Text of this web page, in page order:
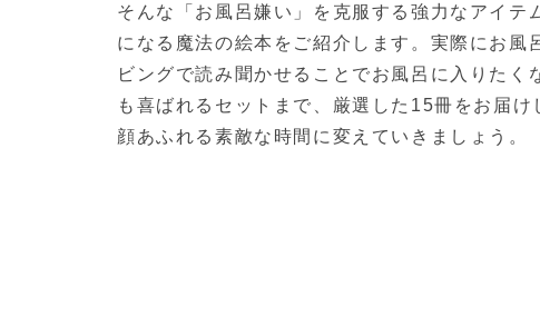
そんな「お風呂嫌い」を克服する強力なアイ
になる魔法の絵本をご紹介します。実際にお風
ビングで読み聞かせることでお風呂に入りた
も喜ばれるセットまで、厳選した15冊をお届
顔あふれる素敵な時間に変えていきましょう。